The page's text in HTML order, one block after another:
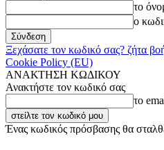
το
ο
Ξεχάσατε τον κωδικό σας? ζήτα
Cookie Policy (EU)
ΑΝΑΚΤΗΣΗ ΚΩΔΙΚΟΥ
Ανακτήστε τον κωδικό σας
το
Ένας κωδικός πρόσβασης θα